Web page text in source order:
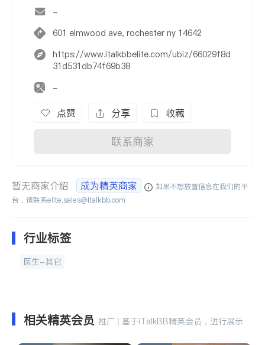
-
601 elmwood ave, rochester ny 14642
https://www.italkbbelite.com/ubiz/66029f8d
31d531db74f69b38
-
点赞 分享 收藏
联系商家
暂无商家介绍 成为精英商家
如果不想放置信息在我们的平
台，请联系elite.sales@italkbb.com
行业标签
医生-其它
相关精英会员 推广 | 基于iTalkBB精英会员，进行展示